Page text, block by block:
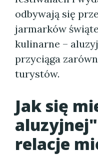
odbywają się
jarmarków
kulinarne –
przyciąga
turystów.
Jak się
aluzyjnej"
relacje